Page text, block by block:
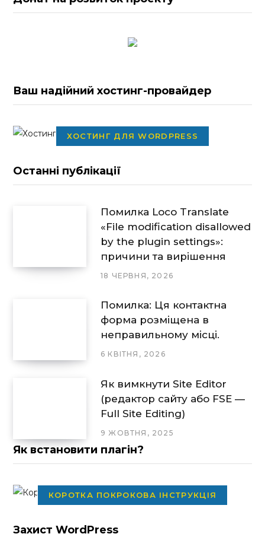
Ваш надійний хостинг-провайдер
ХОСТИНГ ДЛЯ WORDPRESS
Останні публікації
Помилка Loco Translate
«File modification disallowed
by the plugin settings»:
причини та вирішення
18 ЧЕРВНЯ, 2026
Помилка: Ця контактна
форма розміщена в
неправильному місці.
6 КВІТНЯ, 2026
Як вимкнути Site Editor
(редактор сайту або FSE —
Full Site Editing)
9 ЖОВТНЯ, 2025
Як встановити плагін?
КОРОТКА ПОКРОКОВА ІНСТРУКЦІЯ
Захист WordPress